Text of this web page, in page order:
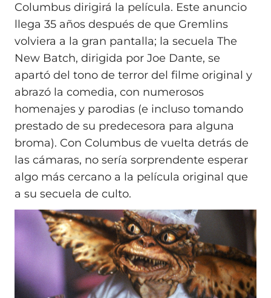
Columbus dirigirá la película. Este anuncio
llega 35 años después de que Gremlins
volviera a la gran pantalla; la secuela The
New Batch, dirigida por Joe Dante, se
apartó del tono de terror del filme original y
abrazó la comedia, con numerosos
homenajes y parodias (e incluso tomando
prestado de su predecesora para alguna
broma). Con Columbus de vuelta detrás de
las cámaras, no sería sorprendente esperar
algo más cercano a la película original que
a su secuela de culto.